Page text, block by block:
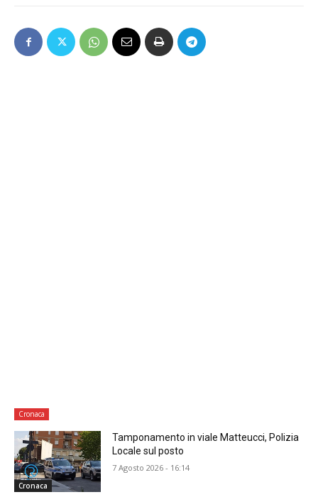
Cronaca
Cronaca
Tamponamento in viale Matteucci, Polizia
Locale sul posto
7 Agosto 2026 - 16:14